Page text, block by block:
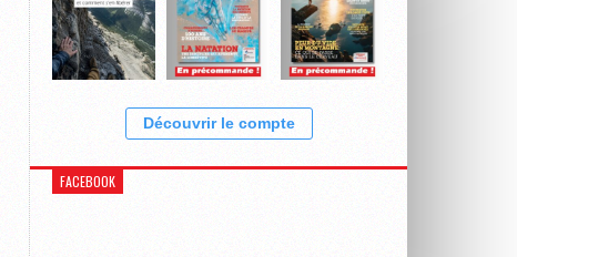
Découvrir le compte
FACEBOOK